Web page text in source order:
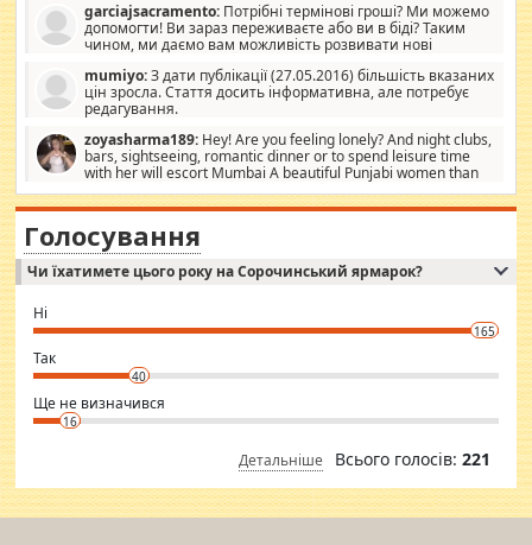
garciajsacramento: Потрібні термінові гроші? Ми можемо
допомогти! Ви зараз переживаєте або ви в біді? Таким
чином, ми даємо вам можливість розвивати нові
допомагати людям, які намагаються дати їм шанс. Кожен
заслуговує на другий шанс, і, оскільки влада не зможе, вони
повинні приймати від інших. Для нас нема багато суми, і зрілість
витрат, а тільки узгоджених сум і нічого іншого. Не чекайте і не
коментуйте цей пост. Введіть суму, яку ви хочете подати, і ми
зв'яжемося з вами з усіма варіантами. зв'яжіться з нами
сьогодні на garciajsacramento@gmail.com Вам потрібні термінові
гроші? Ми можемо допомогти!
mumiyo:З дати публікації (27.05.2016) більшість вказаних
цін зросла. Стаття досить інформативна, але потребує
редагування.
zoyasharma189: Hey! Are you feeling lonely? And night clubs,
bars, sightseeing, romantic dinner or to spend leisure time
with her will escort Mumbai A beautiful Punjabi women than
sexy escort companion in arms that you guys feel like 5 star luxury
hotel had to spend the night in their search for loved solitaire free
woman "Love Solitaire" beautiful figure and shapely body shapes.
Independent escort in Mumbai, truthful, friendly and cheerful girl.
WhatsApp via an easily can see the latest pictures of her body and the
want to meet new people. Sakshi Mirchandani health and figure
conscious in order to keep yourself fit and regularly go to the health
club.
⇒ sakshimirchandani.com
Голосування
Чи їхатимете цього року на Сорочинський ярмарок?
Ні
165
Так
40
Ще не визначився
16
Детальніше Всього голосів: 221